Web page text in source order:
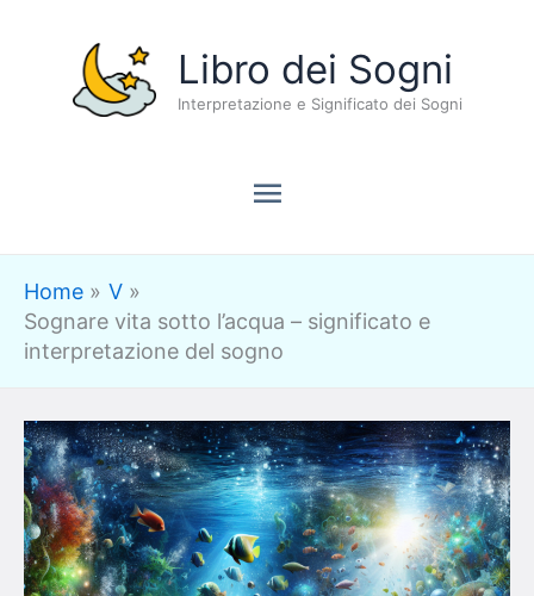
contenuto
Libro dei Sogni
Interpretazione e Significato dei Sogni
Menu
principale
Home
V
Sognare vita sotto l’acqua – significato e
interpretazione del sogno